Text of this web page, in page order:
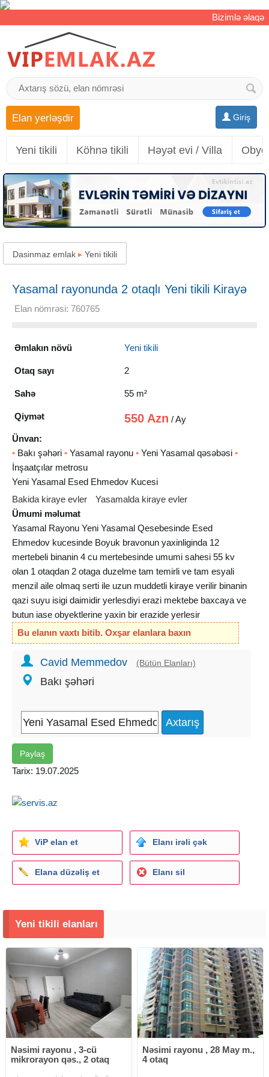
Bizimlə əlaqə
Giriş
Elan yerləşdir
Yeni tikili Köhnə tikili Həyət evi / Villa
Dasinmaz emlak ▸ Yeni tikili
Yasamal rayonunda 2 otaqlı Yeni tikili Kirayə
verilir, 55 m²
Elan nömrəsi: 760765
Əmlakın növü Yeni tikili
Otaq sayı 2
Sahə 55 m²
Qiymət 550 Azn / Ay
Ünvan:
• Bakı şəhəri • Yasamal rayonu • Yeni Yasamal qəsəbəsi •
İnşaatçılar metrosu
Yeni Yasamal Esed Ehmedov Kucesi
Bakida kiraye evler
Yasamalda kiraye evler
Ümumi məlumat
Yasamal Rayonu Yeni Yasamal Qesebesinde Esed
Ehmedov kucesinde Boyuk bravonun yaxinliginda 12
mertebeli binanin 4 cu mertebesinde umumi sahesi 55 kv
olan 1 otaqdan 2 otaga duzelme tam temirli ve tam esyali
menzil aile olmaq serti ile uzun muddetli kiraye verilir binanin
qazi suyu isigi daimidir yerlesdiyi erazi mektebe baxcaya ve
butun iase obyektlerine yaxin bir erazide yerlesir
Bu elanın vaxtı bitib. Oxşar elanlara baxın
Cavid Memmedov (Bütün Elanları)
Bakı şəhəri
Paylaş
Tarix: 19.07.2025
ViP elan et Elanı irəli çək
Elana düzəliş et Elanı sil
Yeni tikili elanları
Nəsimi rayonu , 3-cü
mikrorayon qəs., 2 otaq
Nəsimi rayonu , 28 May m.,
4 otaq